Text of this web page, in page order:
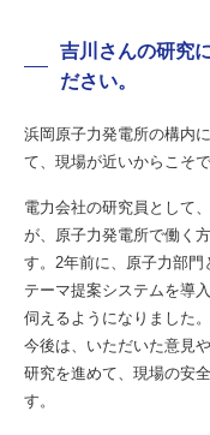
吉川さんの研究
ださい。
浜岡原子力発電所の構内
て、現場が近いからこそ
電力会社の研究員として
が、原子力発電所で働く
す。2年前に、原子力部
テーマ提案システムを導
伺えるようになりました。
今後は、いただいた意見
研究を進めて、現場の安
す。